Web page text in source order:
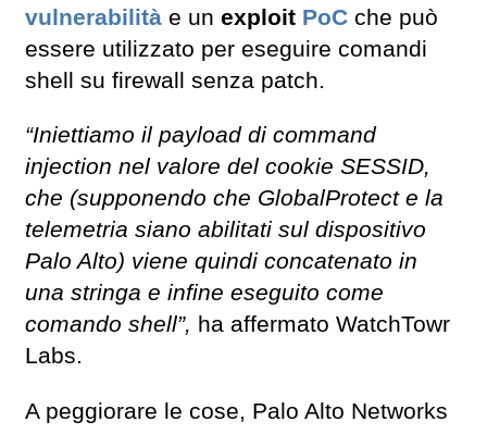
vulnerabilità e un exploit PoC che può
essere utilizzato per eseguire comandi
shell su firewall senza patch.
“Iniettiamo il payload di command
injection nel valore del cookie SESSID,
che (supponendo che GlobalProtect e la
telemetria siano abilitati sul dispositivo
Palo Alto) viene quindi concatenato in
una stringa e infine eseguito come
comando shell”, ha affermato WatchTowr
Labs.
A peggiorare le cose, Palo Alto Networks